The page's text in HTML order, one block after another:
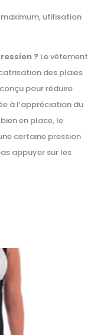
utilisation
? Le vêtement
des plaies
pour réduire
à l’appréciation du
en place, le
certaine pression
appuyer sur les